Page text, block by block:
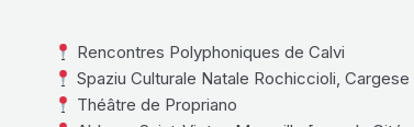
Rencontres Polyphoniques de Calvi
Spaziu Culturale Natale Rochiccioli, Cargese
Théâtre de Propriano